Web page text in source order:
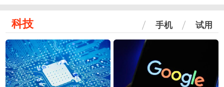
科技 手机 试用